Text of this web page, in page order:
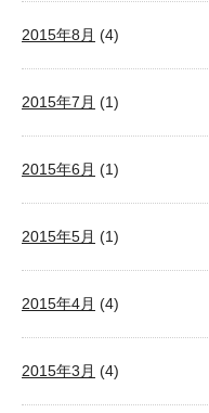
2015年8月 (4)
2015年7月 (1)
2015年6月 (1)
2015年5月 (1)
2015年4月 (4)
2015年3月 (4)